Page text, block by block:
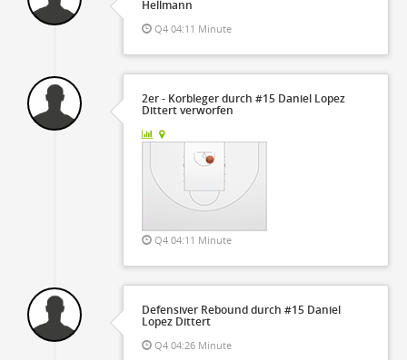
Hellmann
Q4 04:11 Minute
2er - Korbleger durch #15 Daniel Lopez
Dittert verworfen
Q4 04:11 Minute
Defensiver Rebound durch #15 Daniel
Lopez Dittert
Q4 04:26 Minute